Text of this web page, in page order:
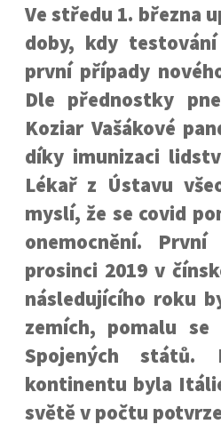
Ve středu 1. března
doby, kdy
první případy
Dle přednostky
Koziar Vašákové
díky imunizaci
Lékař z Ústavu
myslí, že se covid
onemocnění.
prosinci 2019 v
následujícího roku
zemích, pomalu
Spojených států.
kontinentu byla
světě v počtu